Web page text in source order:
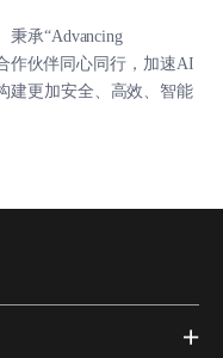
秉承“Advancing
作伙伴同心同行，加速AI
建更加安全、高效、智能